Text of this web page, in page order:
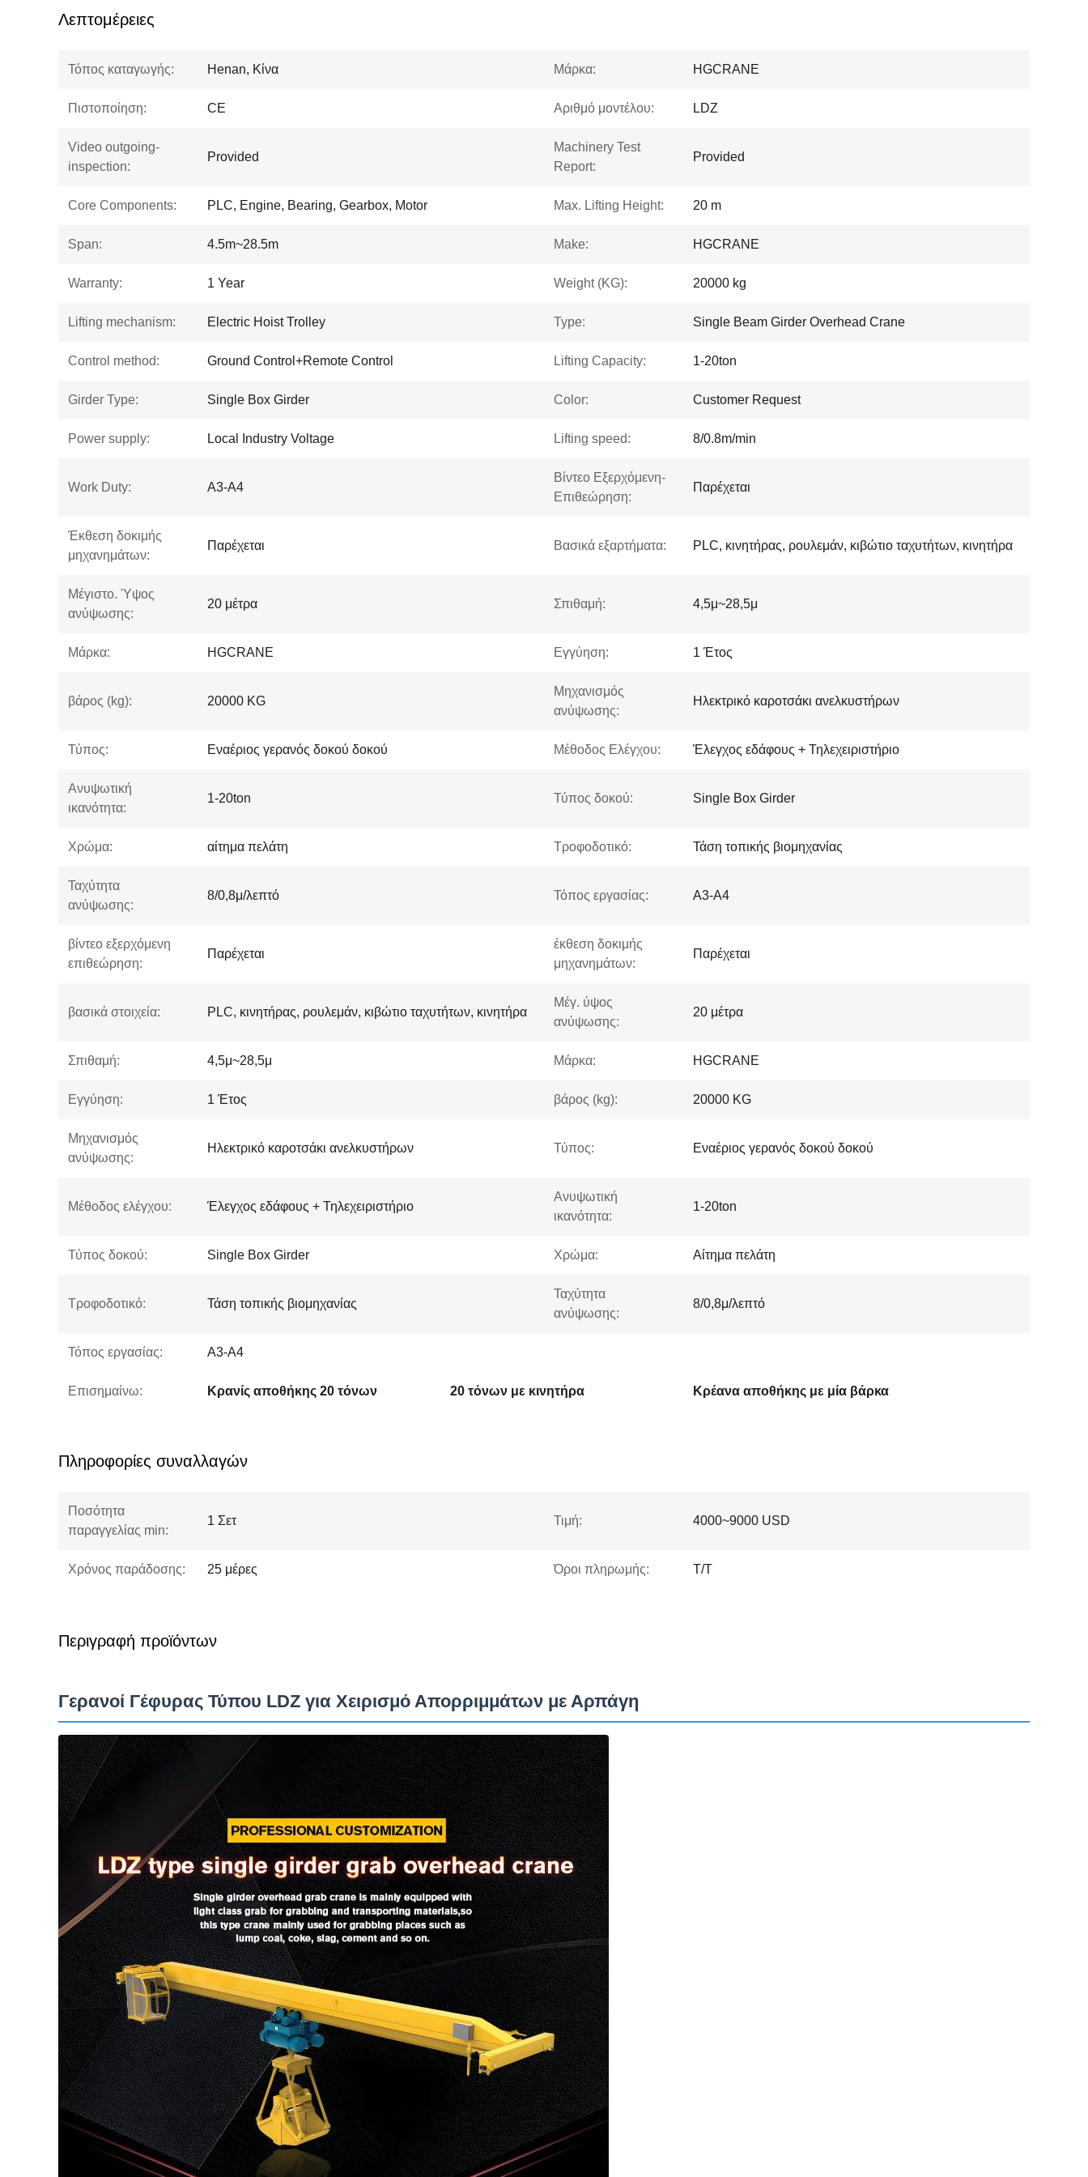
Λεπτομέρειες
Τόπος καταγωγής: Henan, Κίνα Μάρκα: HGCRANE
Πιστοποίηση: CE Αριθμό μοντέλου: LDZ
Video outgoing-
inspection:
Provided
Machinery Test
Report:
Provided
Core Components: PLC, Engine, Bearing, Gearbox, Motor Max. Lifting Height: 20 m
Span: 4.5m~28.5m Make: HGCRANE
Warranty: 1 Year Weight (KG): 20000 kg
Lifting mechanism: Electric Hoist Trolley Type: Single Beam Girder Overhead Crane
Control method: Ground Control+Remote Control Lifting Capacity: 1-20ton
Girder Type: Single Box Girder Color: Customer Request
Power supply: Local Industry Voltage Lifting speed: 8/0.8m/min
Work Duty: A3-A4
Βίντεο Εξερχόμενη-
Επιθεώρηση:
Παρέχεται
Έκθεση δοκιμής
μηχανημάτων:
Παρέχεται Βασικά εξαρτήματα: PLC, κινητήρας, ρουλεμάν, κιβώτιο ταχυτήτων, κινητήρα
Μέγιστο. Ύψος
ανύψωσης:
20 μέτρα Σπιθαμή: 4,5μ~28,5μ
Μάρκα: HGCRANE Εγγύηση: 1 Έτος
βάρος (kg): 20000 KG
Μηχανισμός
ανύψωσης:
Ηλεκτρικό καροτσάκι ανελκυστήρων
Τύπος: Εναέριος γερανός δοκού δοκού Μέθοδος Ελέγχου: Έλεγχος εδάφους + Τηλεχειριστήριο
Ανυψωτική
ικανότητα:
1-20ton Τύπος δοκού: Single Box Girder
Χρώμα: αίτημα πελάτη Τροφοδοτικό: Τάση τοπικής βιομηχανίας
Ταχύτητα
ανύψωσης:
8/0,8μ/λεπτό Τόπος εργασίας: A3-A4
βίντεο εξερχόμενη
επιθεώρηση:
Παρέχεται
έκθεση δοκιμής
μηχανημάτων:
Παρέχεται
βασικά στοιχεία: PLC, κινητήρας, ρουλεμάν, κιβώτιο ταχυτήτων, κινητήρα
Μέγ. ύψος
ανύψωσης:
20 μέτρα
Σπιθαμή: 4,5μ~28,5μ Μάρκα: HGCRANE
Εγγύηση: 1 Έτος βάρος (kg): 20000 KG
Μηχανισμός
ανύψωσης:
Ηλεκτρικό καροτσάκι ανελκυστήρων Τύπος: Εναέριος γερανός δοκού δοκού
Μέθοδος ελέγχου: Έλεγχος εδάφους + Τηλεχειριστήριο
Ανυψωτική
ικανότητα:
1-20ton
Τύπος δοκού: Single Box Girder Χρώμα: Αίτημα πελάτη
Τροφοδοτικό: Τάση τοπικής βιομηχανίας
Ταχύτητα
ανύψωσης:
8/0,8μ/λεπτό
Τόπος εργασίας: A3-A4
Επισημαίνω: Κρανίς αποθήκης 20 τόνων 20 τόνων με κινητήρα Κρέανα αποθήκης με μία βάρκα
Πληροφορίες συναλλαγών
Ποσότητα
παραγγελίας min:
1 Σετ Τιμή: 4000~9000 USD
Χρόνος παράδοσης: 25 μέρες Όροι πληρωμής: T/T
Περιγραφή προϊόντων
Γερανοί Γέφυρας Τύπου LDZ για Χειρισμό Απορριμμάτων με Αρπάγη